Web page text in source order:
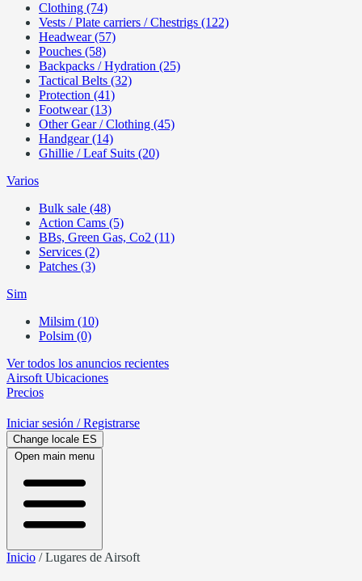
Clothing (74)
Vests / Plate carriers / Chestrigs (122)
Headwear (57)
Pouches (58)
Backpacks / Hydration (25)
Tactical Belts (32)
Protection (41)
Footwear (13)
Other Gear / Clothing (45)
Handgear (14)
Ghillie / Leaf Suits (20)
Varios
Bulk sale (48)
Action Cams (5)
BBs, Green Gas, Co2 (11)
Services (2)
Patches (3)
Sim
Milsim (10)
Polsim (0)
Ver todos los anuncios recientes
Airsoft Ubicaciones
Precios
Iniciar sesión / Registrarse
Change locale ES
Open main menu
Inicio /Lugares de Airsoft